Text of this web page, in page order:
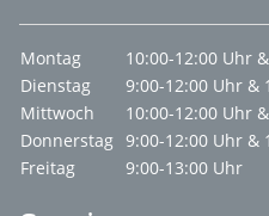
Montag
10:00-12:00 Uhr
Dienstag
9:00-12:00 Uhr &
Mittwoch
10:00-12:00 Uhr
Donnerstag 9:00-12:00 Uhr &
Freitag
9:00-13:00 Uhr